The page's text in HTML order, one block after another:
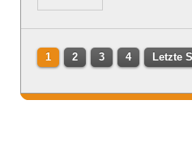
1 2 3 4 Letzte